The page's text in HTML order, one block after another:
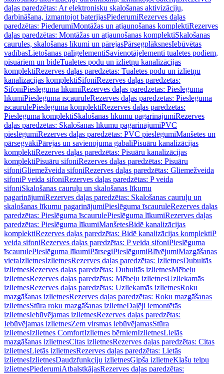
daļas paredzētas: Ar elektronisku skalošanas aktivizāciju,
darbināšana, izmantojot baterijasPiederumiRezerves daļas
paredzētas: PiederumiMontāžas un atjaunošanas komplektiRezerves
daļas paredzētas: Montāžas un atjaunošanas komplektiSkalošanas
caurules, skalošanas līkumi un pārejasPārsegplāksnesIebūvētas
vadībasLietošanas palīgelementiSavienotājelementi tualetes podiem,
pisuāriem un bidēTualetes podu un izlietņu kanalizācijas
komplektiRezerves daļas paredzētas: Tualetes podu un izlietņu
kanalizācijas komplektiSifoniRezerves daļas paredzētas:
SifoniPieslēguma līkumiRezerves daļas paredzētas: Pieslēguma
līkumiPieslēguma īscauruleRezerves daļas paredzētas: Pieslēguma
īscaurulePieslēguma komplektiRezerves daļas paredzētas:
Pieslēguma komplektiSkalošanas līkumu pagarinājumiRezerves
daļas paredzētas: Skalošanas līkumu pagarinājumiPVC
pieslēgumiRezerves daļas paredzētas: PVC pieslēgumiManšetes un
pārsegvākiPārejas un savienojuma gabaliPisuāru kanalizācijas
komplektiRezerves daļas paredzētas: Pisuāru kanalizācijas
komplektiPisuāru sifoniRezerves daļas paredzētas: Pisuāru
sifoniGliemežveida sifoniRezerves daļas paredzētas: Gliemežveida
sifoniP veida sifoniRezerves daļas paredzētas: P veida
sifoniSkalošanas cauruļu un skalošanas līkumu
pagarinājumiRezerves daļas paredzētas: Skalošanas cauruļu un
skalošanas līkumu pagarinājumiPieslēguma īscauruleRezerves daļas
paredzētas: Pieslēguma īscaurulePieslēguma līkumiRezerves daļas
paredzētas: Pieslēguma līkumiManšetesBidē kanalizācijas
komplektiRezerves daļas paredzētas: Bidē kanalizācijas komplektiP
veida sifoniRezerves daļas paredzētas: P veida sifoniPieslēguma
īscaurulePieslēguma līkumiPārsegiPieslēgumiBlīvējumiMazgāšanas
vietaIzlietnesIzlietnesRezerves daļas paredzētas: IzlietnesDubultās
izlietnesRezerves daļas paredzētas: Dubultās izlietnesMēbeļu
izlietnesRezerves daļas paredzētas: Mēbeļu izlietnesUzliekamās
izlietnesRezerves daļas paredzētas: Uzliekamās izlietnesRoku
mazgāšanas izlietnesRezerves daļas paredzētas: Roku mazgāšanas
izlietnesStūra roku mazgāšanas izlietneDaļēji iemontētās
izlietnesIebūvējamas izlietnesRezerves daļas paredzētas:
Iebūvējamas izlietnesZem virsmas iebūvējamasStūra
izlietnesIzlietnes ComfortIzlietnes bērniemIzlietnesLielās
mazgāšanas izlietnesCitas izlietnesRezerves daļas paredzētas: Citas
izlietnesLietās izlietnesRezerves daļas paredzētas: Lietās
izlietnesIzlietnesDaudzfunkciju izlietnesĢipša izlietneKlašu telpu
izlietnesPiederumiAtbalstkājasRezerves daļas paredzētas: